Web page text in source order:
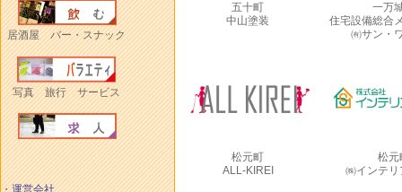
居酒屋 バー・スナック
写真 旅行 サービス
五十町
中山塗装
一万
住宅設備総合
㈲サン・
松元町
ALL-KIREI
松元
㈱インテリ